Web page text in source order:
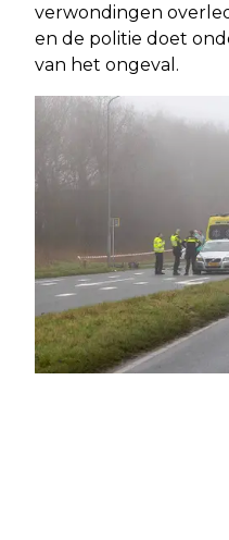
verwondingen
en de politie doet
van het ongeval.